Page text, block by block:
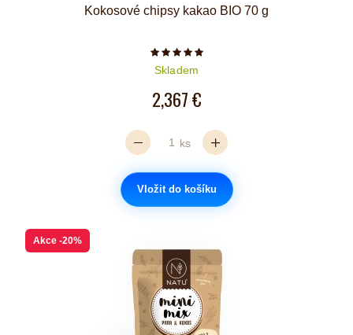
Kokosové chipsy kakao BIO 70 g
Počet hvězdiček je 5 z 5
Skladem
2,367 €
ks
Vložit do košíku
Akce -20%